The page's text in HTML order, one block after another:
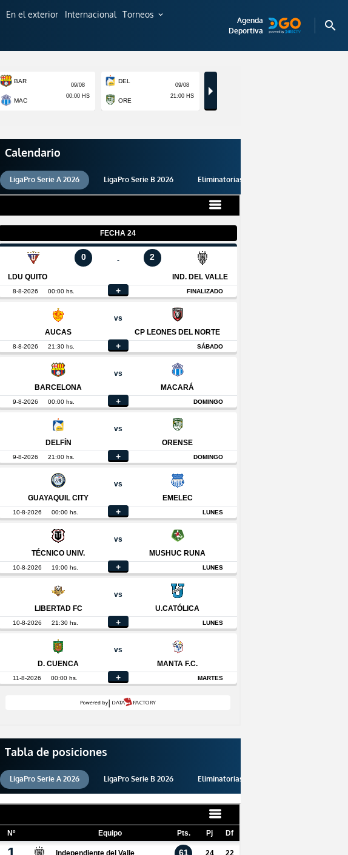
En el exterior Internacional Torneos expand_more
Agenda
Deportiva
search
Calendario
LigaPro Serie A 2026 LigaPro Serie B 2026 Eliminatorias 2026
Tabla de posiciones
LigaPro Serie A 2026 LigaPro Serie B 2026 Eliminatorias 2026